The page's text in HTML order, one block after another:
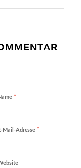
*
Mail-Adresse *